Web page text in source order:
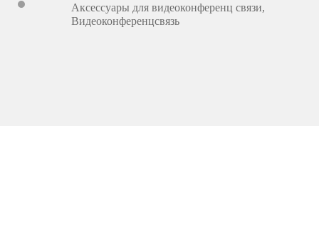
Аксессуары для видеоконференц связи,
Видеоконференцсвязь